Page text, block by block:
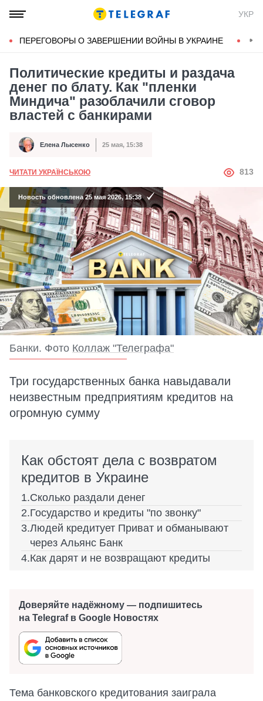
УКР
ПЕРЕГОВОРЫ О ЗАВЕРШЕНИИ ВОЙНЫ В УКРАИНЕ
Политические кредиты и раздача
денег по блату. Как "пленки
Миндича" разоблачили сговор
властей с банкирами
Автор Елена Лысенко
Дата публикации 25 мая, 15:38
ЧИТАТИ УКРАЇНСЬКОЮ АВТОР
813
Новость обновлена 25 мая 2026, 15:38
Банки. Фото Коллаж "Телеграфа"
Три государственных банка навыдавали
неизвестным предприятиям кредитов на
огромную сумму
Как обстоят дела с возвратом
кредитов в Украине
Сколько раздали денег
Государство и кредиты "по звонку"
Людей кредитует Приват и обманывают
через Альянс Банк
Как дарят и не возвращают кредиты
Доверяйте надёжному — подпишитесь
на Telegraf в Google Новостях
Тема банковского кредитования заиграла